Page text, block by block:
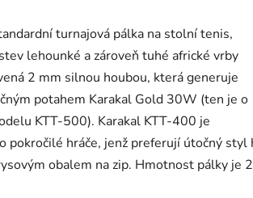
turnajová pálka na stolní tenis,
lehounké a zároveň tuhé africké vrby
2 mm silnou houbou, která generuje
potahem Karakal Gold 30W (ten je o
KTT-500). Karakal KTT-400 je
pokročilé hráče, jenž preferují útočný styl
obalem na zip. Hmotnost pálky je